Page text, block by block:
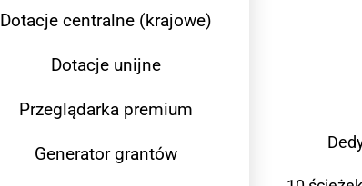
Dotacje centralne (krajowe)
Dotacje unijne
Przeglądarka premium
Generator grantów